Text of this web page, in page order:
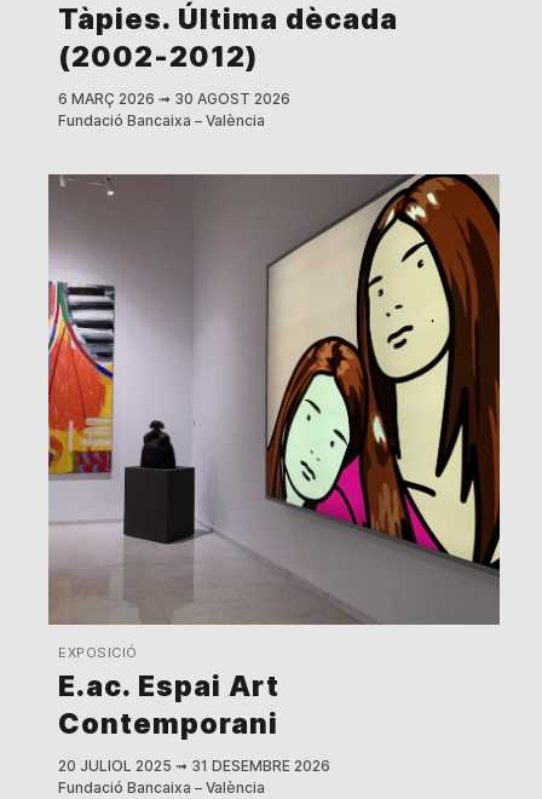
Tàpies. Última dècada
(2002-2012)
6 MARÇ 2026 ➟ 30 AGOST 2026
Fundació Bancaixa – València
EXPOSICIÓ
E.ac. Espai Art
Contemporani
20 JULIOL 2025 ➟ 31 DESEMBRE 2026
Fundació Bancaixa – València